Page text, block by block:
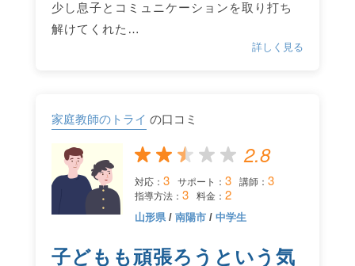
少し息子とコミュニケーションを取り打ち
解けてくれた…
詳しく見る
家庭教師のトライ の口コミ
2.8
対応： 3 サポート： 3 講師： 3
指導方法： 3 料金： 2
山形県/ 南陽市/ 中学生
子どもも頑張ろうという気